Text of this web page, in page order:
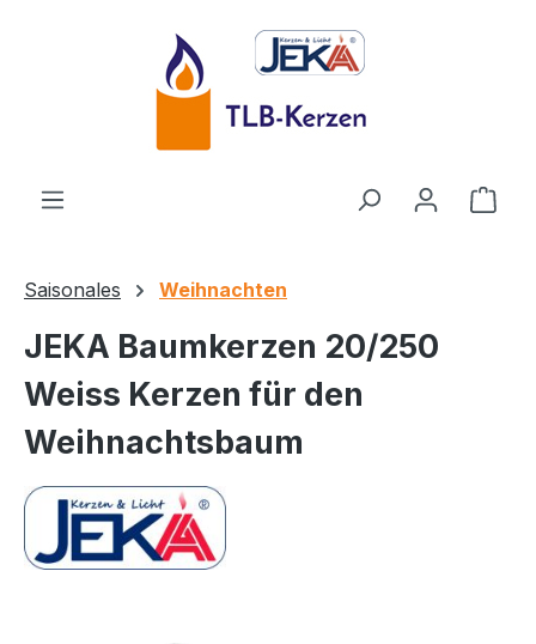
Zum Hauptinhalt springen
Saisonales Weihnachten
JEKA Baumkerzen 20/250
Weiss Kerzen für den
Weihnachtsbaum